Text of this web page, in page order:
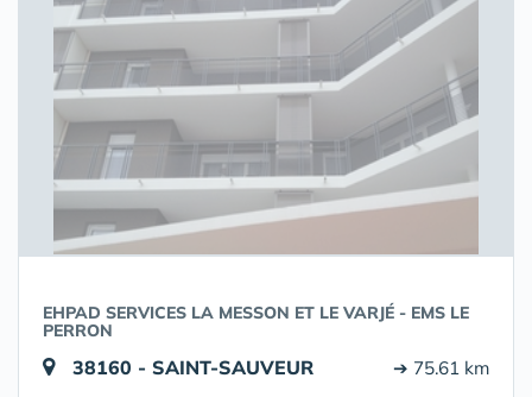
EHPAD SERVICES LA MESSON ET LE VARJÉ - EMS LE
PERRON
38160 - SAINT-SAUVEUR ➔ 75.61 km